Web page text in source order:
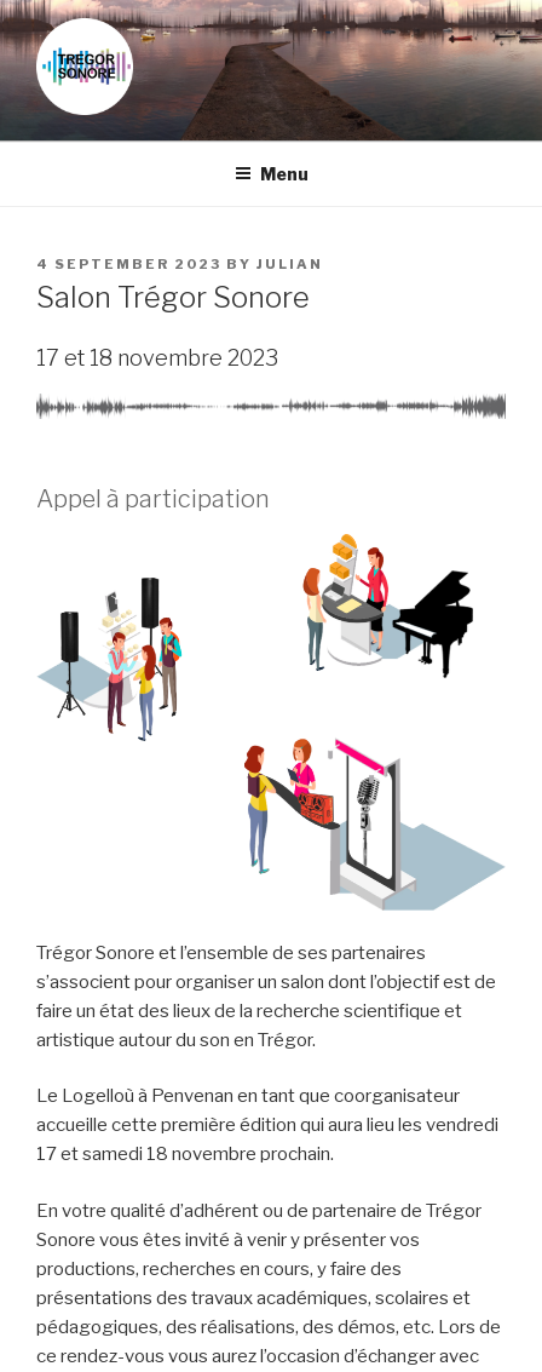
Skip
to
content
Menu
POSTED
ON
4 SEPTEMBER 2023 BY JULIAN
Salon Trégor Sonore
17 et 18 novembre 2023
Appel à participation
Trégor Sonore et l’ensemble de ses partenaires
s’associent pour organiser un salon dont l’objectif est de
faire un état des lieux de la recherche scientifique et
artistique autour du son en Trégor.
Le Logelloù à Penvenan en tant que coorganisateur
accueille cette première édition qui aura lieu les vendredi
17 et samedi 18 novembre prochain.
En votre qualité d’adhérent ou de partenaire de Trégor
Sonore vous êtes invité à venir y présenter vos
productions, recherches en cours, y faire des
présentations des travaux académiques, scolaires et
pédagogiques, des réalisations, des démos, etc. Lors de
ce rendez-vous vous aurez l’occasion d’échanger avec